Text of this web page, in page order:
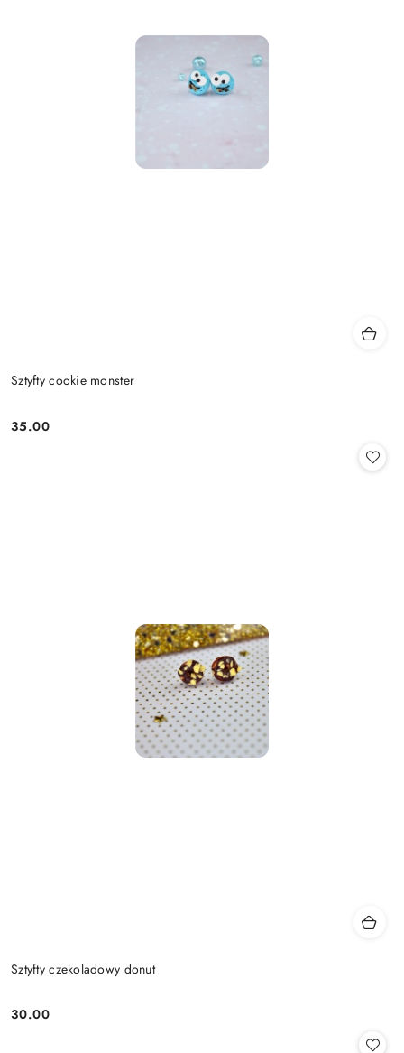
Sztyfty cookie monster
Cena:
35.00
Sztyfty czekoladowy donut
Cena:
30.00